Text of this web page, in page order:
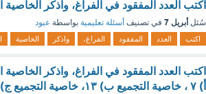
اكتب العدد المفقود في الفراغ، واذكر الخاصية التي استعملتها:
سُئل أبريل 7 في تصنيف أسئلة تعليمية بواسطة عبود
اكتب العدد المفقود الفراغ، واذكر الخاصية